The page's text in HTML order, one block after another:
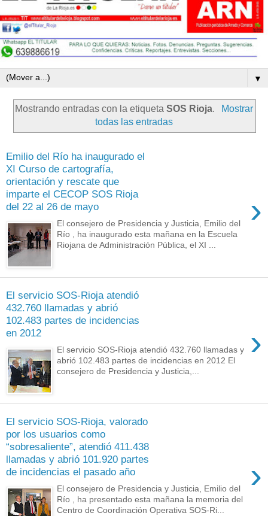
▼
Mostrando entradas con la etiquetaSOS Rioja.
Mostrar
todas las entradas
Emilio del Río ha inaugurado el
XI Curso de cartografía,
orientación y rescate que
imparte el CECOP SOS Rioja
del 22 al 26 de mayo
›
El consejero de Presidencia y Justicia, Emilio del
Río , ha inaugurado esta mañana en la Escuela
Riojana de Administración Pública, el XI ...
El servicio SOS-Rioja atendió
432.760 llamadas y abrió
102.483 partes de incidencias
en 2012
›
El servicio SOS-Rioja atendió 432.760 llamadas y
abrió 102.483 partes de incidencias en 2012 El
consejero de Presidencia y Justicia,...
El servicio SOS-Rioja, valorado
por los usuarios como
“sobresaliente”, atendió 411.438
llamadas y abrió 101.920 partes
de incidencias el pasado año
›
El consejero de Presidencia y Justicia, Emilio del
Río , ha presentado esta mañana la memoria del
Centro de Coordinación Operativa SOS-Ri...